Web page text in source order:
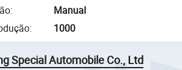
:
Manual
: 1000
Special Automobile Co., Ltd